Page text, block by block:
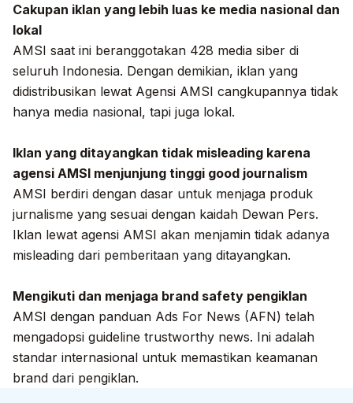
Cakupan iklan yang lebih luas ke media nasional dan
lokal
AMSI saat ini beranggotakan 428 media siber di
seluruh Indonesia. Dengan demikian, iklan yang
didistribusikan lewat Agensi AMSI cangkupannya tidak
hanya media nasional, tapi juga lokal.
Iklan yang ditayangkan tidak misleading karena
agensi AMSI menjunjung tinggi good journalism
AMSI berdiri dengan dasar untuk menjaga produk
jurnalisme yang sesuai dengan kaidah Dewan Pers.
Iklan lewat agensi AMSI akan menjamin tidak adanya
misleading dari pemberitaan yang ditayangkan.
Mengikuti dan menjaga brand safety pengiklan
AMSI dengan panduan Ads For News (AFN) telah
mengadopsi guideline trustworthy news. Ini adalah
standar internasional untuk memastikan keamanan
brand dari pengiklan.